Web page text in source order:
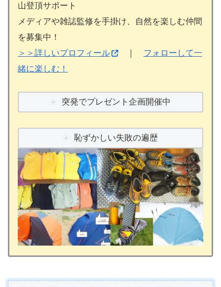
山登頂サポート
メディアや雑誌監修を手掛け、自然を楽しむ仲間
を募集中！
＞＞詳しいプロフィール
｜ フォローして一
緒に楽しむ！
突発でプレゼント企画開催中
恥ずかしい失敗の遍歴